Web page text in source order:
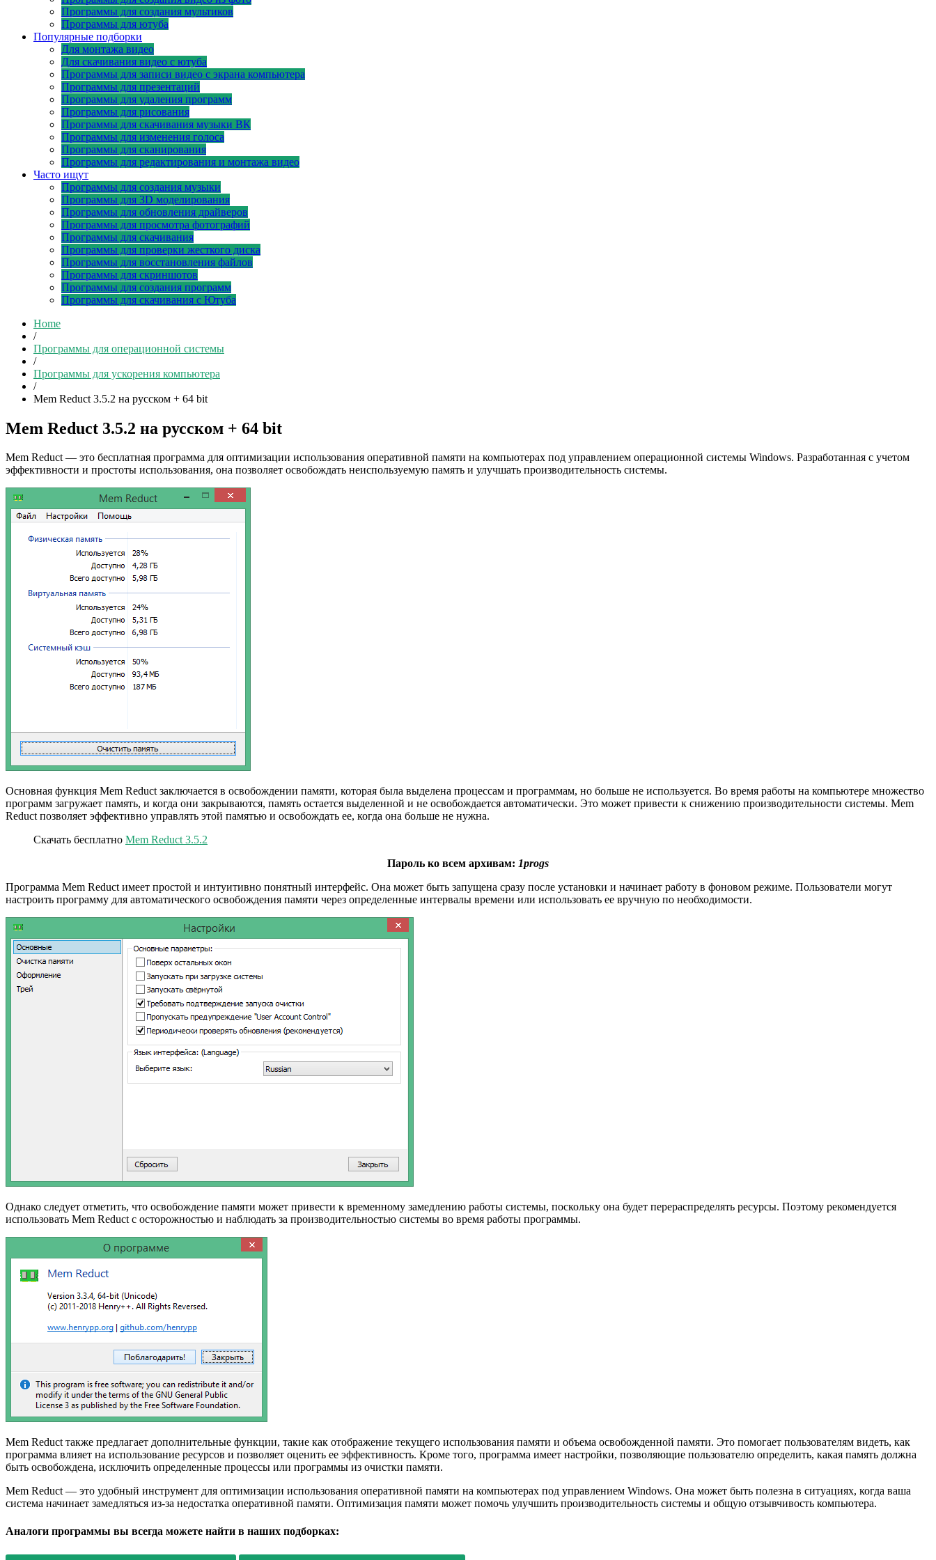
Программы для создания мультиков
Программы для ютуба
Популярные подборки
Для монтажа видео
Для скачивания видео с ютуба
Программы для записи видео с экрана компьютера
Программы для презентаций
Программы для удаления программ
Программы для рисования
Программы для скачивания музыки ВК
Программы для изменения голоса
Программы для сканирования
Программы для редактирования и монтажа видео
Часто ищут
Программы для создания музыки
Программы для 3D моделирования
Программы для обновления драйверов
Программы для просмотра фотографий
Программы для скачивания
Программы для проверки жесткого диска
Программы для восстановления файлов
Программы для скриншотов
Программы для создания программ
Программы для скачивания с Ютуба
Home
/
Программы для операционной системы
/
Программы для ускорения компьютера
/
Mem Reduct 3.5.2 на русском + 64 bit
Mem Reduct 3.5.2 на русском + 64 bit
Mem Reduct — это бесплатная программа для оптимизации использования оперативной памяти на компьютерах под управлением операционной системы Windows. Разработанная с учетом
эффективности и простоты использования, она позволяет освобождать неиспользуемую память и улучшать производительность системы.
Основная функция Mem Reduct заключается в освобождении памяти, которая была выделена процессам и программам, но больше не используется. Во время работы на компьютере множество
программ загружает память, и когда они закрываются, память остается выделенной и не освобождается автоматически. Это может привести к снижению производительности системы. Mem
Reduct позволяет эффективно управлять этой памятью и освобождать ее, когда она больше не нужна.
Скачать бесплатно Mem Reduct 3.5.2
Пароль ко всем архивам: 1progs
Программа Mem Reduct имеет простой и интуитивно понятный интерфейс. Она может быть запущена сразу после установки и начинает работу в фоновом режиме. Пользователи могут
настроить программу для автоматического освобождения памяти через определенные интервалы времени или использовать ее вручную по необходимости.
Однако следует отметить, что освобождение памяти может привести к временному замедлению работы системы, поскольку она будет перераспределять ресурсы. Поэтому рекомендуется
использовать Mem Reduct с осторожностью и наблюдать за производительностью системы во время работы программы.
Mem Reduct также предлагает дополнительные функции, такие как отображение текущего использования памяти и объема освобожденной памяти. Это помогает пользователям видеть, как
программа влияет на использование ресурсов и позволяет оценить ее эффективность. Кроме того, программа имеет настройки, позволяющие пользователю определить, какая память должна
быть освобождена, исключить определенные процессы или программы из очистки памяти.
Mem Reduct — это удобный инструмент для оптимизации использования оперативной памяти на компьютерах под управлением Windows. Она может быть полезна в ситуациях, когда ваша
система начинает замедляться из-за недостатка оперативной памяти. Оптимизация памяти может помочь улучшить производительность системы и общую отзывчивость компьютера.
Аналоги программы вы всегда можете найти в наших подборках: